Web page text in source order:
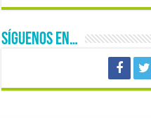
SÍGUENOS EN…